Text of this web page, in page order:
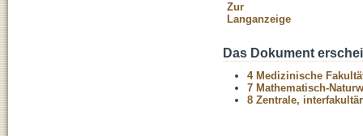
Zur
Langanzeige
Das Dokument
4 Medizinische
7 Mathematisch-
8 Zentrale,